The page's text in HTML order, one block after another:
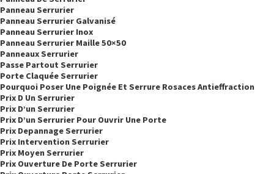
Panneau Serrurier
Panneau Serrurier Galvanisé
Panneau Serrurier Inox
Panneau Serrurier Maille 50×50
Panneaux Serrurier
Passe Partout Serrurier
Porte Claquée Serrurier
Pourquoi Poser Une Poignée Et Serrure Rosaces Antieffraction
Prix D Un Serrurier
Prix D’un Serrurier
Prix D’un Serrurier Pour Ouvrir Une Porte
Prix Depannage Serrurier
Prix Intervention Serrurier
Prix Moyen Serrurier
Prix Ouverture De Porte Serrurier